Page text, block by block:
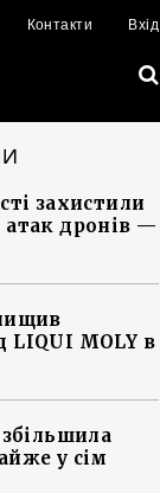
Контакти Вхід
захистили
атак дронів —
LIQUI MOLY в
у сім